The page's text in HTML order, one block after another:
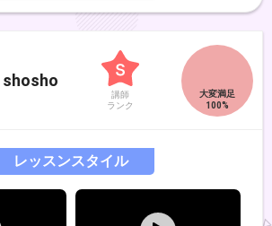
芸術祭クラシックコンクール金賞、及び北九州市
」、2025年にデュオリサイタル「Stellato
ヒャール・マチャシチック氏のマスタークラス
イオリンを原田絵理、貞国克己、浦川宜也、藤
ゆう、久保田巧、久保良治の各氏に、副科ピア
千恵、阿部美果子の各氏に、副科ヴィオラを佐々
菊衛の各氏に師事。
shosho
講師
ランク
レッスンスタイル